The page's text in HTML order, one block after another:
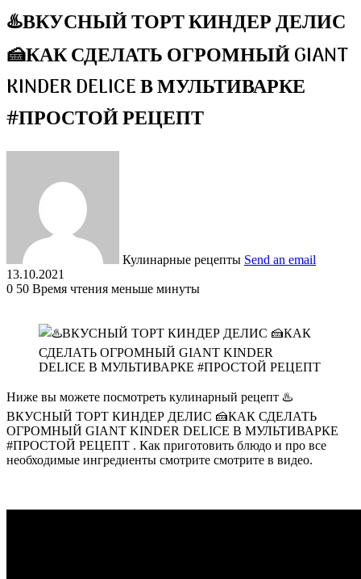
♨️ВКУСНЫЙ ТОРТ КИНДЕР ДЕЛИС
🍰КАК СДЕЛАТЬ ОГРОМНЫЙ GIANT
KINDER DELICE В МУЛЬТИВАРКЕ
#ПРОСТОЙ РЕЦЕПТ
Кулинарные рецепты Send an email
13.10.2021
0 50 Время чтения меньше минуты
Ниже вы можете посмотреть кулинарный рецепт ♨️
ВКУСНЫЙ ТОРТ КИНДЕР ДЕЛИС 🍰КАК СДЕЛАТЬ
ОГРОМНЫЙ GIANT KINDER DELICE В МУЛЬТИВАРКЕ
#ПРОСТОЙ РЕЦЕПТ . Как приготовить блюдо и про все
необходимые ингредиенты смотрите смотрите в видео.